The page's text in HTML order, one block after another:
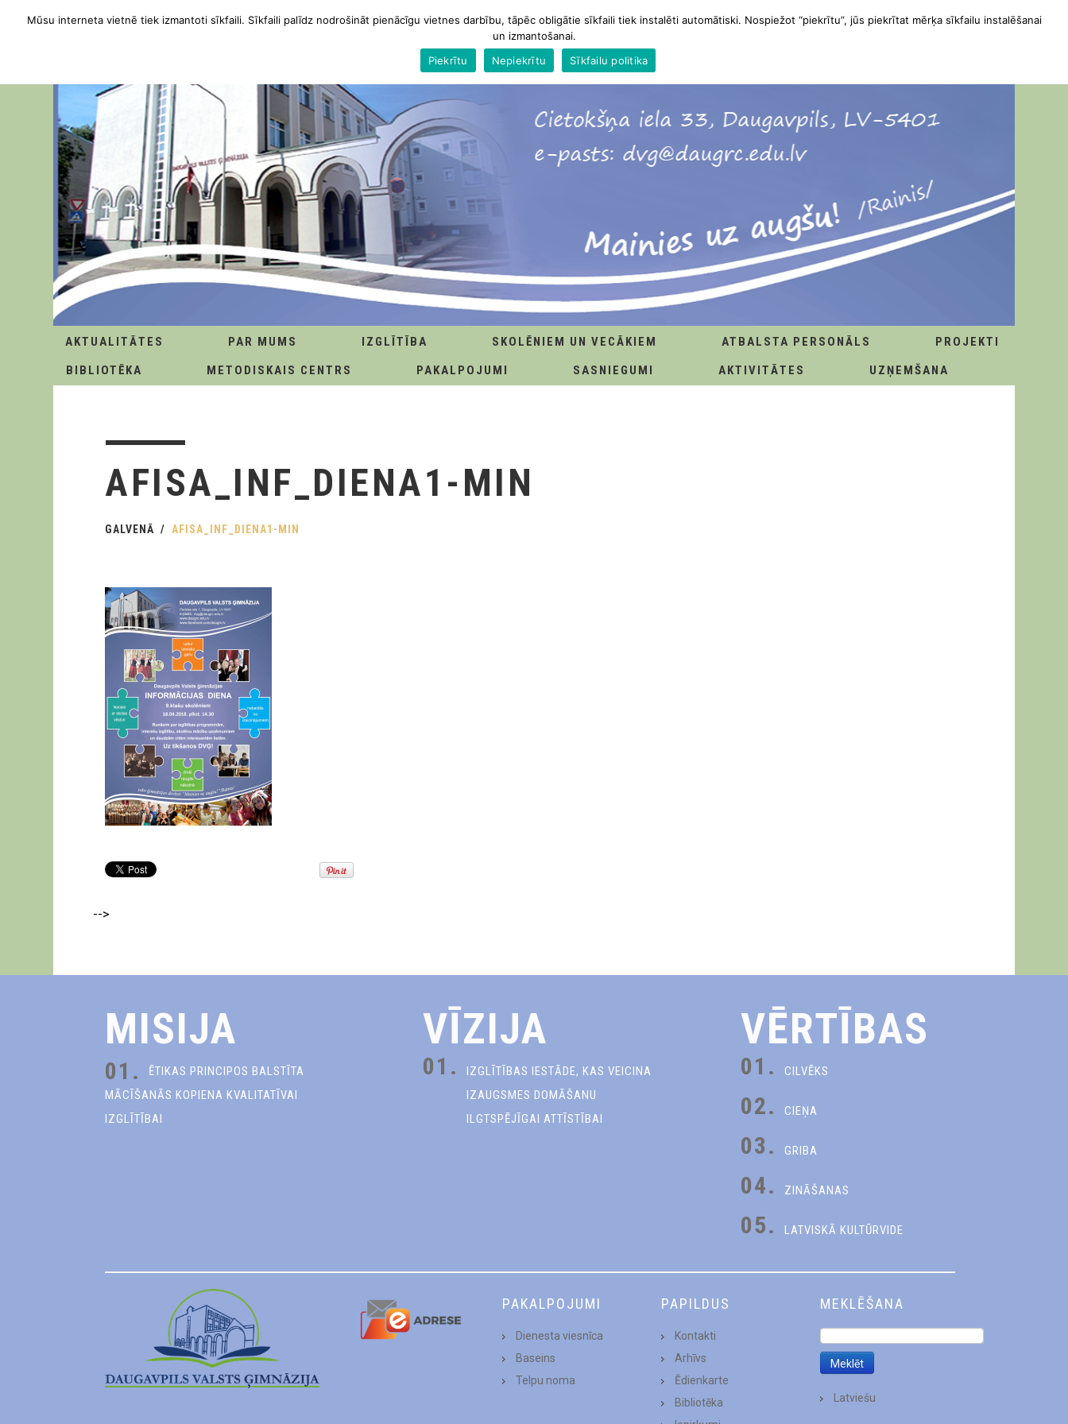
AKTUALITĀTES PAR MUMS IZGLĪTĪBA SKOLĒNIEM UN VECĀKIEM ATBALSTA PERSONĀLS
PROJEKTI
BIBLIOTĒKA
METODISKAIS CENTRS PAKALPOJUMI SASNIEGUMI AKTIVITĀTES UZŅEMŠANA
AFISA_INF_DIENA1-MIN
GALVENĀ AFISA_INF_DIENA1-MIN
-->
MISIJA
01.
ĒTIKAS PRINCIPOS BALSTĪTA
MĀCĪŠANĀS KOPIENA KVALITATĪVAI
IZGLĪTĪBAI
VĪZIJA
01.
IZGLĪTĪBAS IESTĀDE, KAS VEICINA
IZAUGSMES DOMĀŠANU
ILGTSPĒJĪGAI ATTĪSTĪBAI
VĒRTĪBAS
01. CILVĒKS
02. CIEŅA
03. GRIBA
04. ZINĀŠANAS
05. LATVISKĀ KULTŪRVIDE
PAKALPOJUMI
Dienesta viesnīca
Baseins
Telpu noma
PAPILDUS
Kontakti
Arhīvs
Ēdienkarte
Bibliotēka
MEKLĒŠANA
Latviešu
Mūsu interneta vietnē tiek izmantoti sīkfaili. Sīkfaili palīdz nodrošināt pienācīgu vietnes darbību, tāpēc obligātie sīkfaili tiek instalēti automātiski. Nospiežot “piekrītu”, jūs piekrītat mērķa sīkfailu instalēšanai
un izmantošanai.
Piekrītu
Nepiekrītu Sīkfailu politika